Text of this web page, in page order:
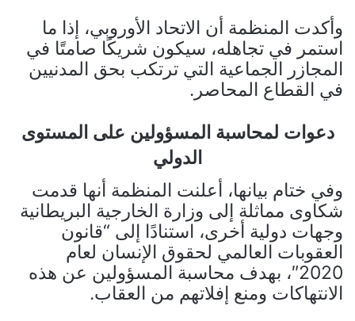
وأكدت المنظمة أن الاتحاد الأوروبي، إذا ما
استمر في تجاهله، سيكون شريكًا صامتًا في
المجازر الجماعية التي ترتكب بحق المدنيين
في القطاع المحاصر.
دعوات لمحاسبة المسؤولين على المستوى
الدولي
وفي ختام بيانها، أعلنت المنظمة أنها قدمت
شكاوى مماثلة إلى وزارة الخارجية البريطانية
وجهات دولية أخرى، استنادًا إلى “قانون
العقوبات العالمي لحقوق الإنسان لعام
2020″، بهدف محاسبة المسؤولين عن هذه
الانتهاكات ومنع إفلاتهم من العقاب.